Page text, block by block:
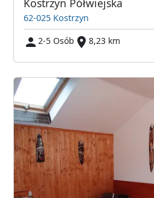
62-025 Kostrzyn
2-5 Osób
8,23 km